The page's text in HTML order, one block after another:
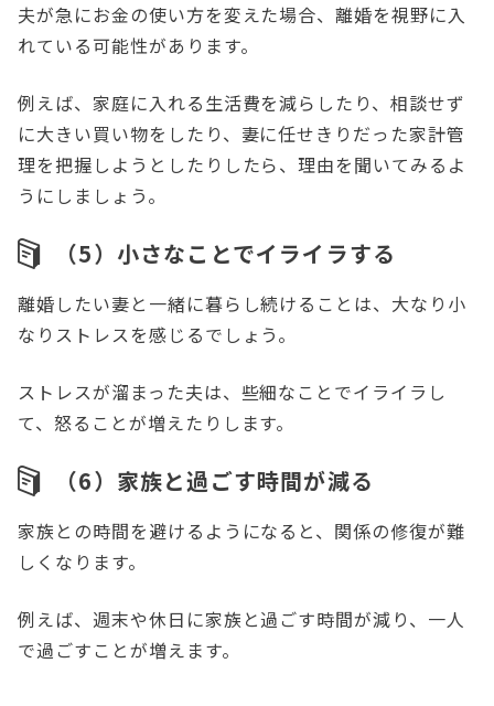
夫が急にお金の使い方を変えた場合、離婚を視野に入
れている可能性があります。
例えば、家庭に入れる生活費を減らしたり、相談せず
に大きい買い物をしたり、妻に任せきりだった家計管
理を把握しようとしたりしたら、理由を聞いてみるよ
うにしましょう。
（5）小さなことでイライラする
離婚したい妻と一緒に暮らし続けることは、大なり小
なりストレスを感じるでしょう。
ストレスが溜まった夫は、些細なことでイライラし
て、怒ることが増えたりします。
（6）家族と過ごす時間が減る
家族との時間を避けるようになると、関係の修復が難
しくなります。
例えば、週末や休日に家族と過ごす時間が減り、一人
で過ごすことが増えます。